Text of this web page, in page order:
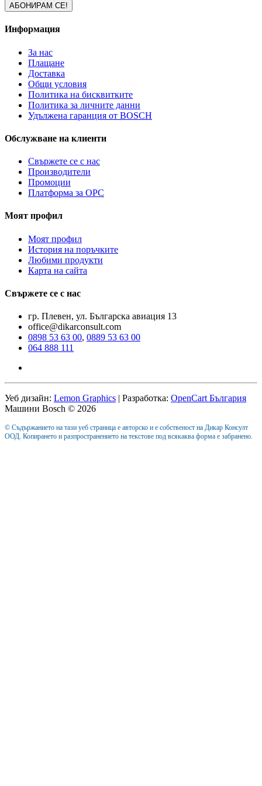
Информация
За нас
Плащане
Доставка
Общи условия
Политика на бисквитките
Политика за личните данни
Удължена гаранция от BOSCH
Обслужване на клиенти
Свържете се с нас
Производители
Промоции
Платформа за ОРС
Моят профил
Моят профил
История на поръчките
Любими продукти
Карта на сайта
Свържете се с нас
гр. Плевен, ул. Българска авиация 13
office@dikarconsult.com
0898 53 63 00, 0889 53 63 00
064 888 111
Уеб дизайн: Lemon Graphics | Разработка: OpenCart България
Машини Bosch © 2026
© Съдържанието на тази уеб страница е авторско и е собственост на Дикар Консулт
ООД. Копирането и разпространението на текстове под всякаква форма е забранено.